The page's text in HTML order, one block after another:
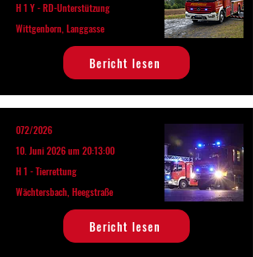
H 1 Y - RD-Unterstützung
Wittgenborn, Langgasse
Bericht lesen
072/2026
10. Juni 2026 um 20:13:00
H 1 - Tierrettung
Wächtersbach, Heegstraße
Bericht lesen